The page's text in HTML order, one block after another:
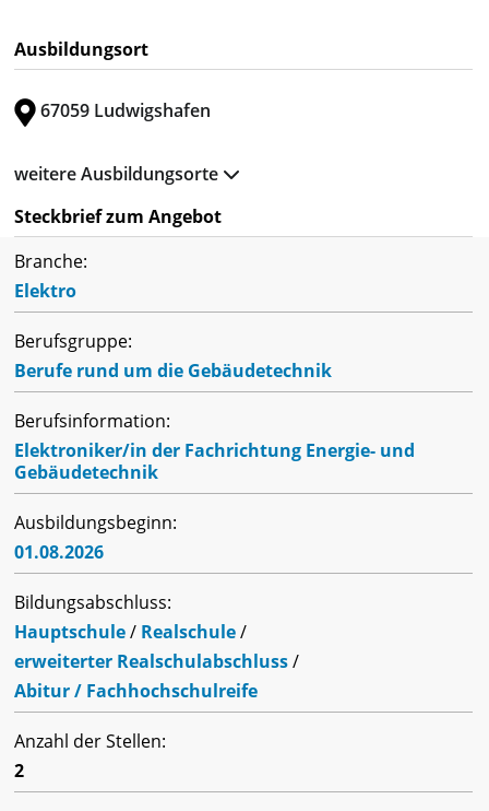
Ausbildungsort
67059 Ludwigshafen
weitere Ausbildungsorte
Steckbrief zum Angebot
Branche:
Elektro
Berufsgruppe:
Berufe rund um die Gebäudetechnik
Berufsinformation:
Elektroniker/in der Fachrichtung Energie- und
Gebäudetechnik
Ausbildungsbeginn:
01.08.2026
Bildungsabschluss:
Hauptschule/ Realschule/
erweiterter Realschulabschluss/
Abitur / Fachhochschulreife
Anzahl der Stellen:
2